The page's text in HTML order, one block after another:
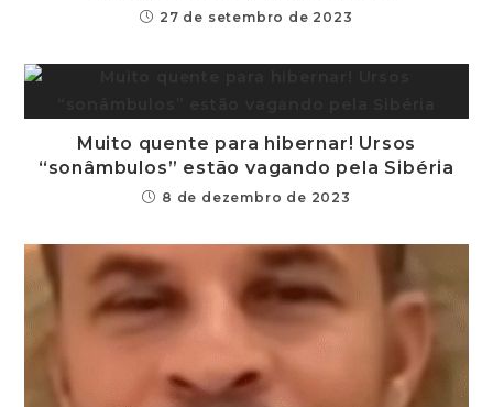
27 de setembro de 2023
Muito quente para hibernar! Ursos
“sonâmbulos” estão vagando pela Sibéria
8 de dezembro de 2023